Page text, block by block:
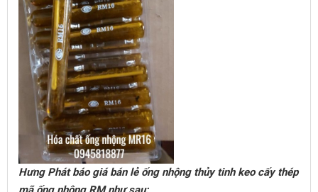
Hưng Phát báo giá bán lẻ ống nhộng thủy tinh keo cấy thép